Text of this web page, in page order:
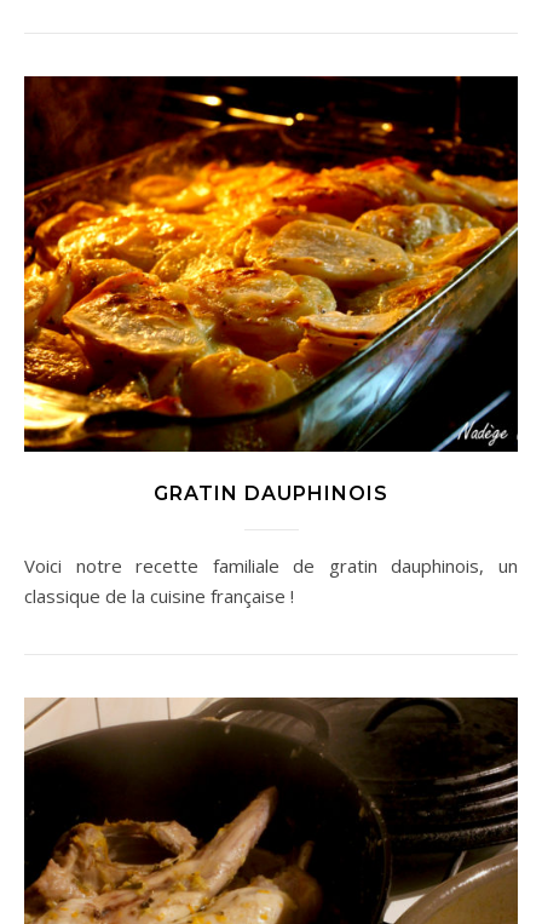
GRATIN DAUPHINOIS
Voici notre recette familiale de gratin dauphinois, un
classique de la cuisine française !